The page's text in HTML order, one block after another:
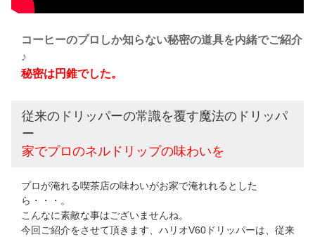
コーヒーのプロしか知らない秘密の道具を内緒でご紹介
♪
秘密は円錐でした。
従来のドリッパーの常識を覆す魔法のドリッパ
ー
家でプロのネルドリップの味わいを
プロが淹れる喫茶店の味わいがお家で淹れれるとした
ら・・・。
こんなに素敵な事はございませんね。
今回ご紹介をさせて頂きます、ハリオV60ドリッパーは、従来